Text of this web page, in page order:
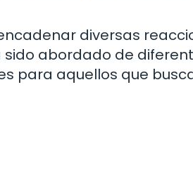
diversas
sido abordado de
para aquellos que